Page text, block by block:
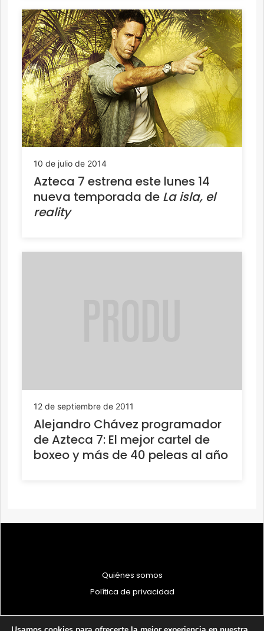
10 de julio de 2014
Azteca 7 estrena este lunes 14
nueva temporada de La isla, el
reality
12 de septiembre de 2011
Alejandro Chávez programador
de Azteca 7: El mejor cartel de
boxeo y más de 40 peleas al año
Quiénes somos
Política de privacidad